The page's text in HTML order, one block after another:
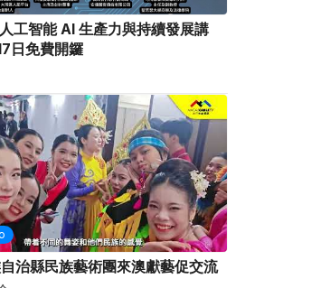
工智能 AI 生產力與持續發展講
日免費開鑼
治縣民族藝術團來澳獻藝促交流